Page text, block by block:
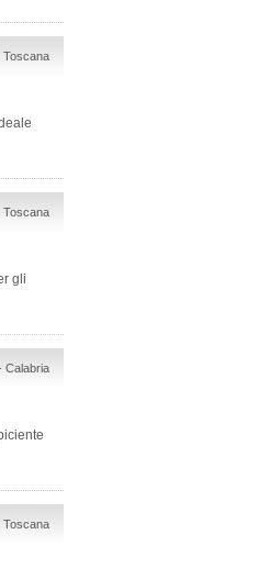
Toscana
Toscana
gli
Calabria
Toscana